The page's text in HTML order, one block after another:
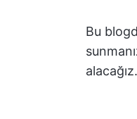
Bu
alacağız.